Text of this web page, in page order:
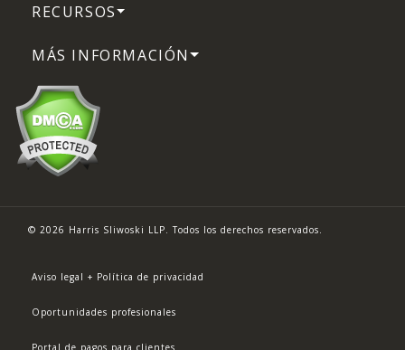
RECURSOS
MÁS INFORMACIÓN
© 2026 Harris Sliwoski LLP. Todos los derechos reservados.
Aviso legal + Política de privacidad
Oportunidades profesionales